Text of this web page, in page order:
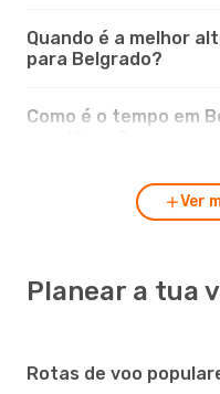
Quando é a melhor
para Belgrado?
Como é o tempo em
Ver
Planear a tua
Rotas de voo